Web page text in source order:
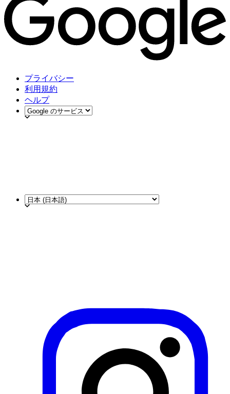
プライバシー
利用規約
ヘルプ